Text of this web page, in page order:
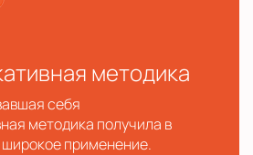
методика
себя
методика получила в
применение.